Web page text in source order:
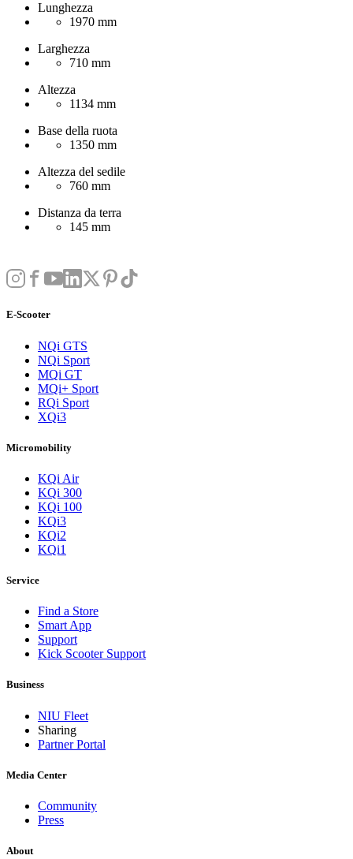
Lunghezza
1970 mm
Larghezza
710 mm
Altezza
1134 mm
Base della ruota
1350 mm
Altezza del sedile
760 mm
Distanza da terra
145 mm
E-Scooter
NQi GTS
NQi Sport
MQi GT
MQi+ Sport
RQi Sport
XQi3
Micromobility
KQi Air
KQi 300
KQi 100
KQi3
KQi2
KQi1
Service
Find a Store
Smart App
Support
Kick Scooter Support
Business
NIU Fleet
Sharing
Partner Portal
Media Center
Community
Press
About